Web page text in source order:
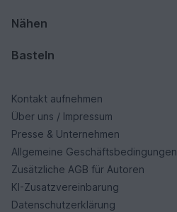
Nähen
Basteln
Kontakt aufnehmen
Über uns / Impressum
Presse & Unternehmen
Allgemeine Geschäftsbedingungen
Zusätzliche AGB für Autoren
KI-Zusatzvereinbarung
Datenschutzerklärung